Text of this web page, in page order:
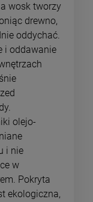
wosk tworzy
drewno,
oddychać.
i oddawanie
olejo-
i nie
w
Pokryta
ekologiczna,